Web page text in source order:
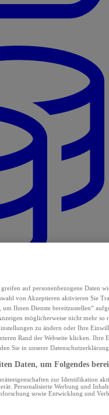
auf personenbezogene Daten
von Akzeptieren aktivieren Sie
um Ihnen Dienste bereitzustellen“
möglicherweise nicht mehr so
zu ändern oder Ihre
Rand der Webseite klicken. Ihre
Sie in unserer
Daten, um Folgendes
zur Identifikation
Personalisierte Werbung und
sowie Entwicklung und